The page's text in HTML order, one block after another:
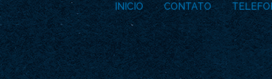
INICIO CONTATO